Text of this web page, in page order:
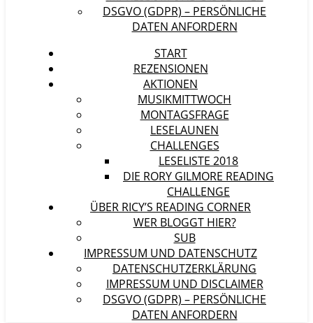
DSGVO (GDPR) – PERSÖNLICHE
DATEN ANFORDERN
START
REZENSIONEN
AKTIONEN
MUSIKMITTWOCH
MONTAGSFRAGE
LESELAUNEN
CHALLENGES
LESELISTE 2018
DIE RORY GILMORE READING
CHALLENGE
ÜBER RICY’S READING CORNER
WER BLOGGT HIER?
SUB
IMPRESSUM UND DATENSCHUTZ
DATENSCHUTZERKLÄRUNG
IMPRESSUM UND DISCLAIMER
DSGVO (GDPR) – PERSÖNLICHE
DATEN ANFORDERN